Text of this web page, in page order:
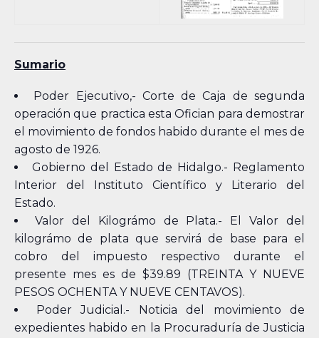
Sumario
Poder Ejecutivo,- Corte de Caja de segunda
operación que practica esta Ofician para demostrar
el movimiento de fondos habido durante el mes de
agosto de 1926.
Gobierno del Estado de Hidalgo.- Reglamento
Interior del Instituto Científico y Literario del
Estado.
Valor del Kilográmo de Plata.- El Valor del
kilográmo de plata que servirá de base para el
cobro del impuesto respectivo durante el
presente mes es de $39.89 (TREINTA Y NUEVE
PESOS OCHENTA Y NUEVE CENTAVOS).
Poder Judicial.- Noticia del movimiento de
expedientes habido en la Procuraduría de Justicia